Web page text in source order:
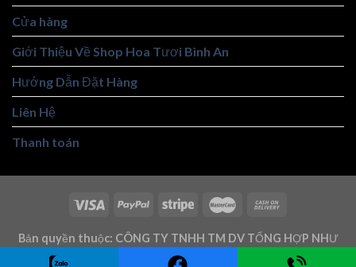
Cửa hàng
Giới Thiệu Về Shop Hoa Tươi Bình An
Hướng Dẫn Đặt Hàng
Liên Hệ
Thanh toán
Bản quyền thuộc: CÔNG TY TNHH TM DV TỔNG HỢP NHƯ
TRUNG - Mst: 3101146219